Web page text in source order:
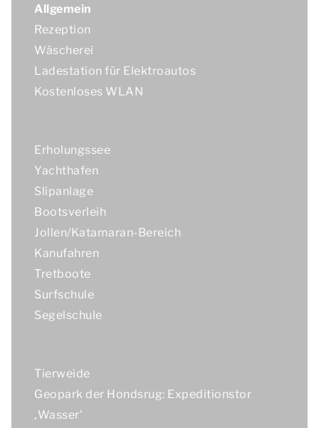
Allgemein
Rezeption
Wäscherei
Ladestation für Elektroautos
Kostenloses WLAN
Erholungssee
Yachthafen
Slipanlage
Bootsverleih
Jollen/Katamaran-Bereich
Kanufahren
Tretboote
Surfschule
Segelschule
Tierweide
Geopark der Hondsrug: Expeditionstor
‚Wasser'